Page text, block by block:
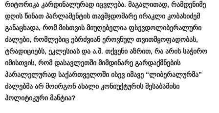
რიტორიკა კარდინალურად იცვლება. მაგალითად, რამდენიმე
დღის წინათ პარლამენტის თავმჯდომარე ირაკლი კობახიძემ
განაცხადა, რომ მისთვის მიუღებელია ფსევდოლიბერალური
ძალები, რომლებიც ებრძვიან ეროვნულ თვითმყოფადობას,
ტრადიციებს, ეკლესიას და ა.შ. თქვენი აზრით, რა არის საჭირო
იმისთვის, რომ დასავლეთში მიმდინარე გარდაქმნების
პარალელურად საქართველოში ისევ იმავე “ლიბერალურმა”
ძალებმა არ მოირგონ ახალი კონიუქტურის შესაბამისი
პოლიტიკური მანტია?